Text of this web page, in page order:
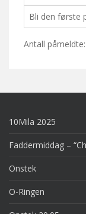
Bli den første
Antall
10Mila 2025
Faddermiddag –
Onstek
O-Ringen